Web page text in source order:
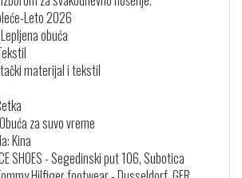
Leto 2026
obuća
materijal i tekstil
za suvo vreme
Kina
SHOES - Segedinski put 106, Subotica